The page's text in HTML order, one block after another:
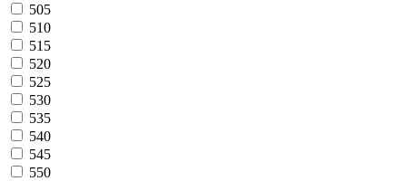
505
510
515
520
525
530
535
540
545
550